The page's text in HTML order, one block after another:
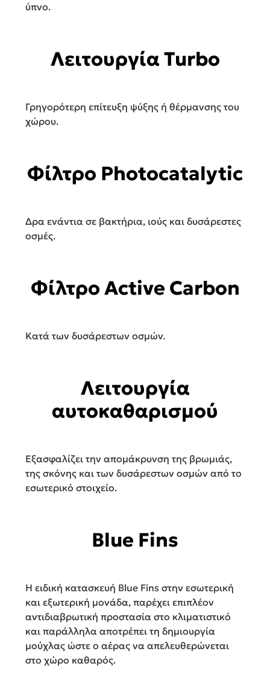
ύπνο.
Λειτουργία Turbo
Γρηγορότερη επίτευξη ψύξης ή θέρμανσης του
χώρου.
Φίλτρο Photocatalytic
Δρα ενάντια σε βακτήρια, ιούς και δυσάρεστες
οσμές.
Φίλτρο Active Carbon
Κατά των δυσάρεστων οσμών.
Λειτουργία
αυτοκαθαρισμού
Εξασφαλίζει την απομάκρυνση της βρωμιάς,
της σκόνης και των δυσάρεστων οσμών από το
εσωτερικό στοιχείο.
Blue Fins
Η ειδική κατασκευή Blue Fins στην εσωτερική
και εξωτερική μονάδα, παρέχει επιπλέον
αντιδιαβρωτική προστασία στο κλιματιστικό
και παράλληλα αποτρέπει τη δημιουργία
μούχλας ώστε ο αέρας να απελευθερώνεται
στο χώρο καθαρός.